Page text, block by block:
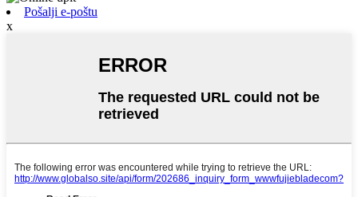
Pošalji e-poštu
x